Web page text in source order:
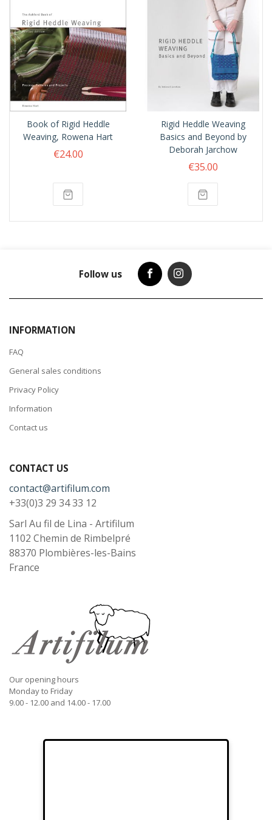
Book of Rigid Heddle
Weaving, Rowena Hart
€24.00
Rigid Heddle Weaving
Basics and Beyond by
Deborah Jarchow
€35.00
Follow us
INFORMATION
FAQ
General sales conditions
Privacy Policy
Information
Contact us
CONTACT US
contact@artifilum.com
+33(0)3 29 34 33 12
Sarl Au fil de Lina - Artifilum
1102 Chemin de Rimbelpré
88370 Plombières-les-Bains
France
Our opening hours
Monday to Friday
9.00 - 12.00 and 14.00 - 17.00